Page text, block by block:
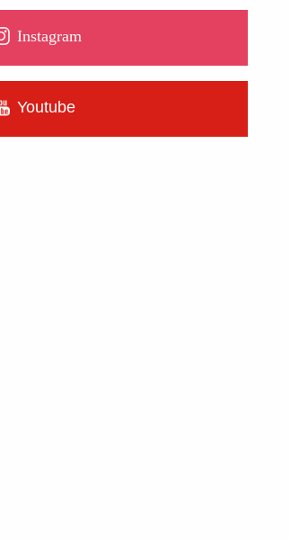
Instagram
Youtube